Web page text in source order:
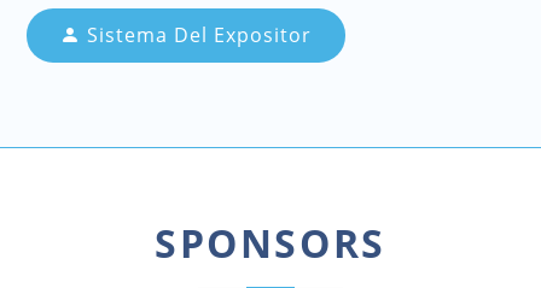
Sistema Del Expositor
SPONSORS